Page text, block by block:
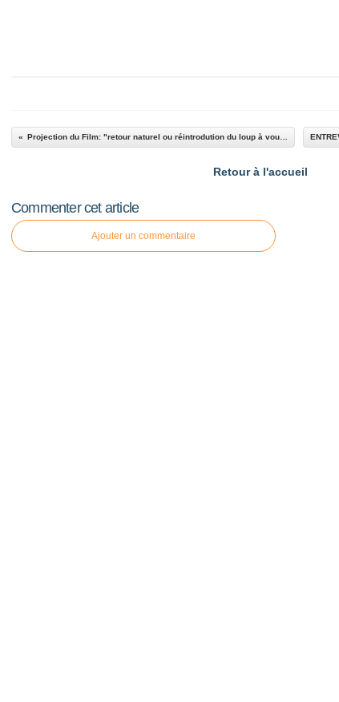
Retour à l'accueil
Commenter cet article
Ajouter un commentaire